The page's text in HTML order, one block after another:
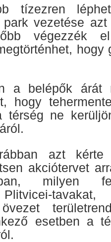
tízezren
vezetése
végezzék
hogy
a belépők árát
hogy
térség ne
azt
akciótervet
milyen
tavakat,
esetben a